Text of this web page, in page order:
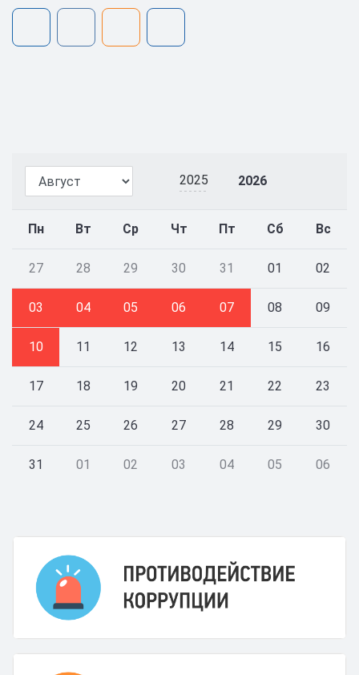
2025 2026
Пн Вт Ср Чт Пт Сб Вс
27 28 29 30 31 01 02
03 04 05 06 07 08 09
10 11 12 13 14 15 16
17 18 19 20 21 22 23
24 25 26 27 28 29 30
31 01 02 03 04 05 06